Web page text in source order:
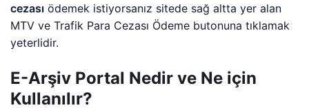
cezası ödemek istiyorsanız sitede sağ altta yer alan
MTV ve Trafik Para Cezası Ödeme butonuna tıklamak
yeterlidir.
E-Arşiv Portal Nedir ve Ne için
Kullanılır?